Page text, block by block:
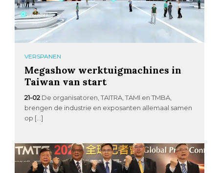
VERSPANEN
Megashow werktuigmachines in
Taiwan van start
21-02 De organisatoren, TAITRA, TAMI en TMBA,
brengen de industrie en exposanten allemaal samen
op […]